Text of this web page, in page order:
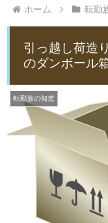
ホーム 転勤
引っ越し荷造
のダンボール
転勤族の知恵